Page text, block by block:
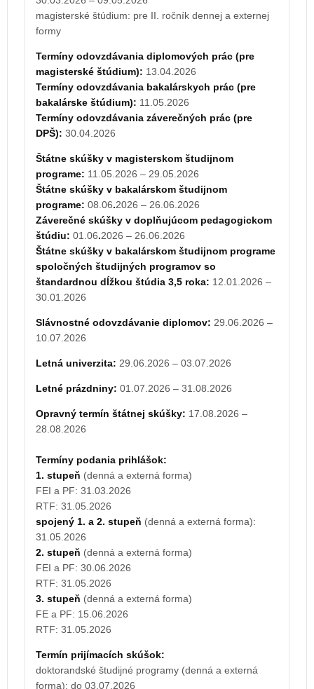
bakalárske štúdium):10.05.2027
Štátne skúšky v magisterskom študijnom
Štátne skúšky v bakalárskom študijnom
programe:07.06.2027 – 25.06.2027
Štátne skúšky v bakalárskom študijnom programe
spoločných študijných programov so
štandardnou dĺžkou štúdia 3,5 roka:11.01.2027 –
29.01.2027
Slávnostné odovzdávanie diplomov:28.06.2027 –
09.07.2027
Opravný termín štátnej skúšky:16.08.2027 –
27.08.2027
Termíny podania prihlášok na štúdium:
1. stupeň a spojený 1. a 2. stupeň(denná a externá
forma)
FEI a PF: 31.03.2027
2. stupeň(denná a externá forma)
FEI, PF, RTF: 30.06.2027
3. stupeň (denná a externá forma)
doktorandské študijné programy (denná a externá
forma): do 02.07.2027
Deň otvorených dverí UJS:
magisterské štúdium: pre II. ročník dennej a externej
formy
Termíny odovzdávania diplomových prác (pre
magisterské štúdium): 13.04.2026
Termíny odovzdávania bakalárskych prác (pre
bakalárske štúdium): 11.05.2026
Termíny odovzdávania záverečných prác (pre
DPŠ): 30.04.2026
Štátne skúšky v magisterskom študijnom
programe: 11.05.2026 – 29.05.2026
Štátne skúšky v bakalárskom študijnom
programe: 08.06.2026 – 26.06.2026
Záverečné skúšky v doplňujúcom pedagogickom
štúdiu: 01.06.2026 – 26.06.2026
Štátne skúšky v bakalárskom študijnom programe
spoločných študijných programov so
štandardnou dĺžkou štúdia 3,5 roka: 12.01.2026 –
30.01.2026
Slávnostné odovzdávanie diplomov: 29.06.2026 –
10.07.2026
Letná univerzita: 29.06.2026 – 03.07.2026
Letné prázdniny: 01.07.2026 – 31.08.2026
Opravný termín štátnej skúšky: 17.08.2026 –
28.08.2026
Termíny podania prihlášok:
1. stupeň (denná a externá forma)
FEI a PF: 31.03.2026
RTF: 31.05.2026
spojený 1. a 2. stupeň (denná a externá forma):
31.05.2026
2. stupeň (denná a externá forma)
FEI a PF: 30.06.2026
RTF: 31.05.2026
3. stupeň (denná a externá forma)
FE a PF: 15.06.2026
RTF: 31.05.2026
Termín prijímacích skúšok:
doktorandské študijné programy (denná a externá
forma): do 03.07.2026